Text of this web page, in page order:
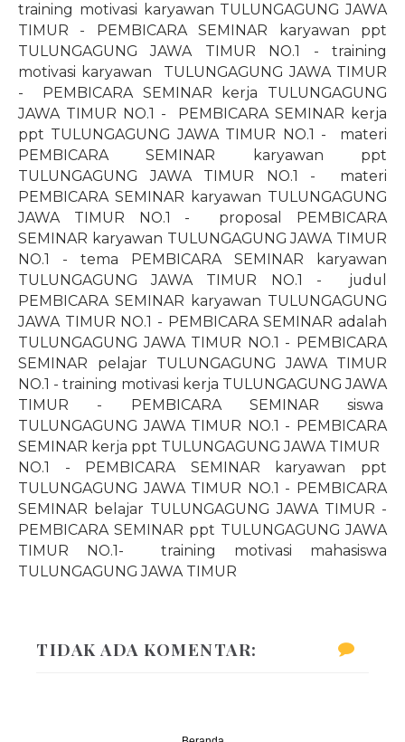
training motivasi karyawan TULUNGAGUNG JAWA
TIMUR - PEMBICARA SEMINAR karyawan ppt
TULUNGAGUNG JAWA TIMUR NO.1 - training
motivasi karyawan
TULUNGAGUNG JAWA TIMUR
-
PEMBICARA SEMINAR kerja TULUNGAGUNG
JAWA TIMUR NO.1 -
PEMBICARA SEMINAR kerja
ppt TULUNGAGUNG JAWA TIMUR NO.1 -
materi
PEMBICARA SEMINAR karyawan ppt
TULUNGAGUNG JAWA TIMUR NO.1 -
materi
PEMBICARA SEMINAR karyawan TULUNGAGUNG
JAWA TIMUR NO.1 -
proposal PEMBICARA
SEMINAR karyawan TULUNGAGUNG JAWA TIMUR
NO.1 - tema PEMBICARA SEMINAR karyawan
TULUNGAGUNG JAWA TIMUR NO.1 -
judul
PEMBICARA SEMINAR karyawan TULUNGAGUNG
JAWA TIMUR NO.1 - PEMBICARA SEMINAR adalah
TULUNGAGUNG JAWA TIMUR NO.1 - PEMBICARA
SEMINAR pelajar TULUNGAGUNG JAWA TIMUR
NO.1 - training motivasi kerja TULUNGAGUNG JAWA
TIMUR - PEMBICARA SEMINAR siswa
TULUNGAGUNG JAWA TIMUR NO.1 - PEMBICARA
SEMINAR kerja ppt TULUNGAGUNG JAWA TIMUR
NO.1 - PEMBICARA SEMINAR karyawan ppt
TULUNGAGUNG JAWA TIMUR NO.1 - PEMBICARA
SEMINAR belajar TULUNGAGUNG JAWA TIMUR -
PEMBICARA SEMINAR ppt TULUNGAGUNG JAWA
TIMUR NO.1-
training motivasi mahasiswa
TULUNGAGUNG JAWA TIMUR
TIDAK ADA KOMENTAR: